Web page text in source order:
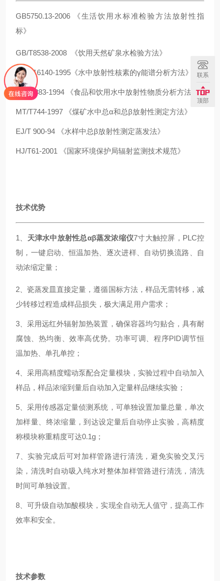
GB5750.13-2006 《生活饮用水标准检验方法放射性指
标》
GB/T8538-2008 《饮用天然矿泉水检验方法》
GB/T16140-1995《水中放射性核素的γ能谱分析方法》
GB14883-1994 《食品和饮用水中放射性物质分析方法》
MT/T744-1997 《煤矿水中总α和总β放射性测定方法》
EJ/T 900-94 《水样中总β放射性测定蒸发法》
HJ/T61-2001 《国家环境保护局辐射监测技术规范》
技术优势
1、 天津水中放射性总αβ蒸发浓缩仪7寸大触控屏，PLC控
制，一键启动、恒温加热、逐次进样、自动切换流路、自
动浓缩定量；
2、瓷蒸发皿直接定量，遵循国标方法，样品无需转移，减
少转移过程造成样品损失，极大满足用户需求；
3、采用远红外辐射加热装置，确保容器均匀贴合，具有耐
腐蚀、热均衡、效率高优势。功率可调、程序PID调节恒
温加热、单孔单控；
4、采用高精度蠕动泵配合定量模块，实验过程中自动加入
样品，样品浓缩到量后自动加入定量样品继续实验；
5、采用传感器定量侦测系统，可单独设置加量总量，单次
加样量、终浓缩量，到达设定量后自动停止实验，高精度
称模块称重精度可达0.1g；
7、实验完成后可对加样管路进行清洗，避免实验交叉污
染，清洗时自动吸入纯水对整体加样管路进行清洗，清洗
时间可单独设置。
8、可升级自动加酸模块，实现全自动无人值守，提高工作
效率和安全。
技术参数
联系
顶部